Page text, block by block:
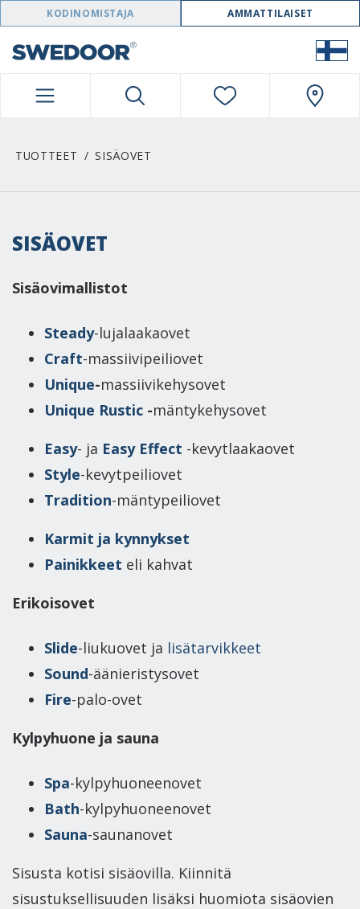
SWEDOOR NAVIGATION
KODINOMISTAJA AMMATTILAISET
TUOTTEET SISÄOVET
SISÄOVET
Sisäovimallistot
Steady-lujalaakaovet
Craft-massiivipeiliovet
Unique-massiivikehysovet
Unique Rustic -mäntykehysovet
Easy- ja Easy Effect -kevytlaakaovet
Style-kevytpeiliovet
Tradition-mäntypeiliovet
Karmit ja kynnykset
Painikkeet eli kahvat
Erikoisovet
Slide-liukuovet ja lisätarvikkeet
Sound-äänieristysovet
Fire-palo-ovet
Kylpyhuone ja sauna
Spa-kylpyhuoneenovet
Bath-kylpyhuoneenovet
Sauna-saunanovet
Sisusta kotisi sisäovilla. Kiinnitä
sisustuksellisuuden lisäksi huomiota sisäovien